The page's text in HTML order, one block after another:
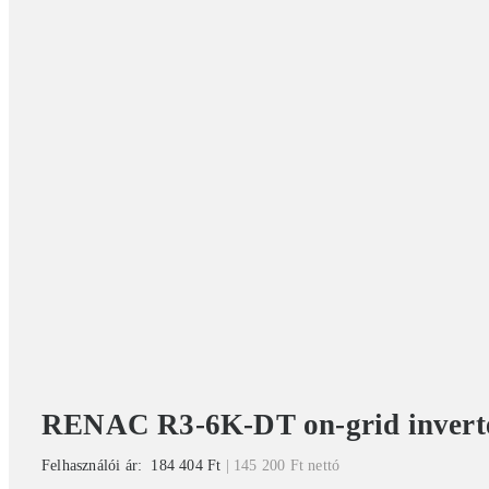
RENAC R3-6K-DT on-grid
Felhasználói ár: 184 404Ft 145 200 Ft nettó